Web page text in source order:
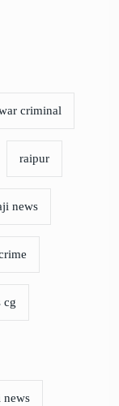
criminal
raipur
news
cg
news